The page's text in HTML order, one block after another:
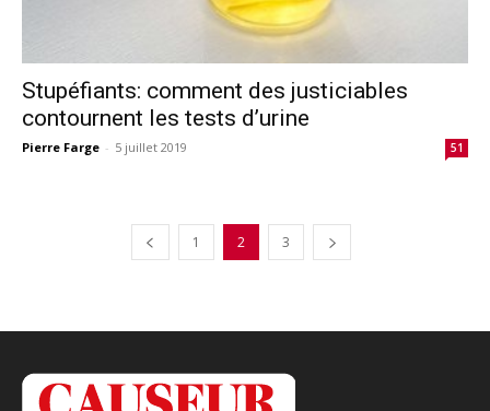
Stupéfiants: comment des justiciables
contournent les tests d’urine
Pierre Farge - 5 juillet 2019 51
1 2 3